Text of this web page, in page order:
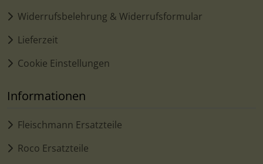
Widerrufsbelehrung & Widerrufsformular
Lieferzeit
Cookie Einstellungen
Informationen
Fleischmann Ersatzteile
Roco Ersatzteile